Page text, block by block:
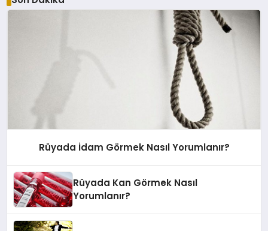
Rüyada İdam Görmek Nasıl Yorumlanır?
Rüyada Kan Görmek Nasıl
Yorumlanır?